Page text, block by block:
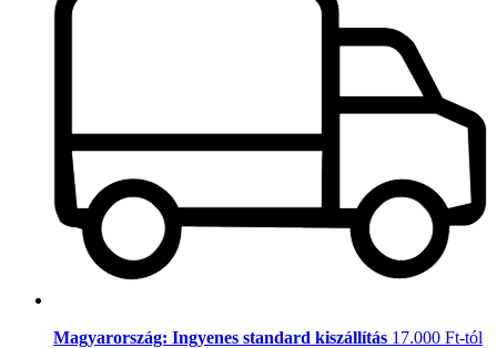
Magyarország: Ingyenes standard kiszállítás 17.000 Ft-tól